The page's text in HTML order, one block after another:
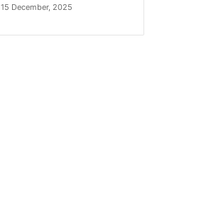
15 December, 2025